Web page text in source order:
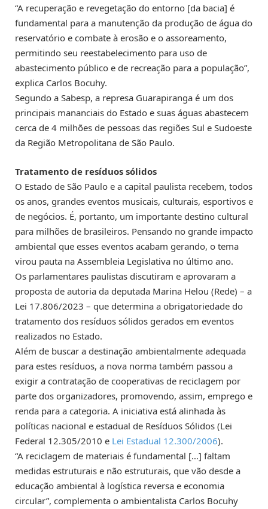
“A recuperação e revegetação do entorno [da bacia] é
fundamental para a manutenção da produção de água do
reservatório e combate à erosão e o assoreamento,
permitindo seu reestabelecimento para uso de
abastecimento público e de recreação para a população”,
explica Carlos Bocuhy.
Segundo a Sabesp, a represa Guarapiranga é um dos
principais mananciais do Estado e suas águas abastecem
cerca de 4 milhões de pessoas das regiões Sul e Sudoeste
da Região Metropolitana de São Paulo.
Tratamento de resíduos sólidos
O Estado de São Paulo e a capital paulista recebem, todos
os anos, grandes eventos musicais, culturais, esportivos e
de negócios. É, portanto, um importante destino cultural
para milhões de brasileiros. Pensando no grande impacto
ambiental que esses eventos acabam gerando, o tema
virou pauta na Assembleia Legislativa no último ano.
Os parlamentares paulistas discutiram e aprovaram a
proposta de autoria da deputada Marina Helou (Rede) – a
Lei 17.806/2023 – que determina a obrigatoriedade do
tratamento dos resíduos sólidos gerados em eventos
realizados no Estado.
Além de buscar a destinação ambientalmente adequada
para estes resíduos, a nova norma também passou a
exigir a contratação de cooperativas de reciclagem por
parte dos organizadores, promovendo, assim, emprego e
renda para a categoria. A iniciativa está alinhada às
políticas nacional e estadual de Resíduos Sólidos (Lei
Federal 12.305/2010 e Lei Estadual 12.300/2006).
“A reciclagem de materiais é fundamental […] faltam
medidas estruturais e não estruturais, que vão desde a
educação ambiental à logística reversa e economia
circular”, complementa o ambientalista Carlos Bocuhy